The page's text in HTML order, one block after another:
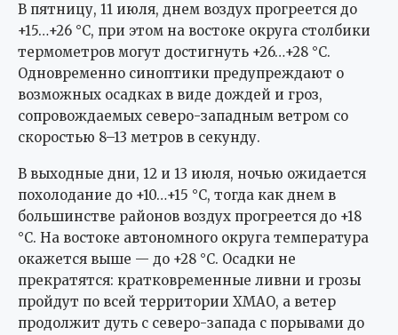
В пятницу, 11 июля, днем воздух прогреется до
+15…+26 °C, при этом на востоке округа столбики
термометров могут достигнуть +26…+28 °C.
Одновременно синоптики предупреждают о
возможных осадках в виде дождей и гроз,
сопровождаемых северо-западным ветром со
скоростью 8–13 метров в секунду.
В выходные дни, 12 и 13 июля, ночью ожидается
похолодание до +10…+15 °C, тогда как днем в
большинстве районов воздух прогреется до +18
°C. На востоке автономного округа температура
окажется выше — до +28 °C. Осадки не
прекратятся: кратковременные ливни и грозы
пройдут по всей территории ХМАО, а ветер
продолжит дуть с северо-запада с порывами до